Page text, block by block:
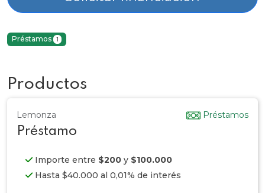
Préstamos 1
Productos
Lemonza Préstamos
Préstamo
Importe entre $200 y $100.000
Hasta $40.000 al 0,01% de interés